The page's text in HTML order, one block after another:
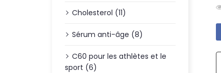
Cholesterol (11)
Sérum anti-âge (8)
C60 pour les athlètes et le
sport (6)